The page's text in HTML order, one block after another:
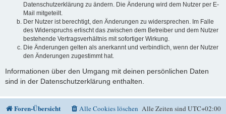
Datenschutzerklärung zu ändern. Die Änderung wird dem Nutzer per E-
Mail mitgeteilt.
Der Nutzer ist berechtigt, den Änderungen zu widersprechen. Im Falle
des Widerspruchs erlischt das zwischen dem Betreiber und dem Nutzer
bestehende Vertragsverhältnis mit sofortiger Wirkung.
Die Änderungen gelten als anerkannt und verbindlich, wenn der Nutzer
den Änderungen zugestimmt hat.
Informationen über den Umgang mit deinen persönlichen Daten
sind in der Datenschutzerklärung enthalten.
Foren-Übersicht Alle Zeiten sindUTC+02:00
Alle Cookies löschen